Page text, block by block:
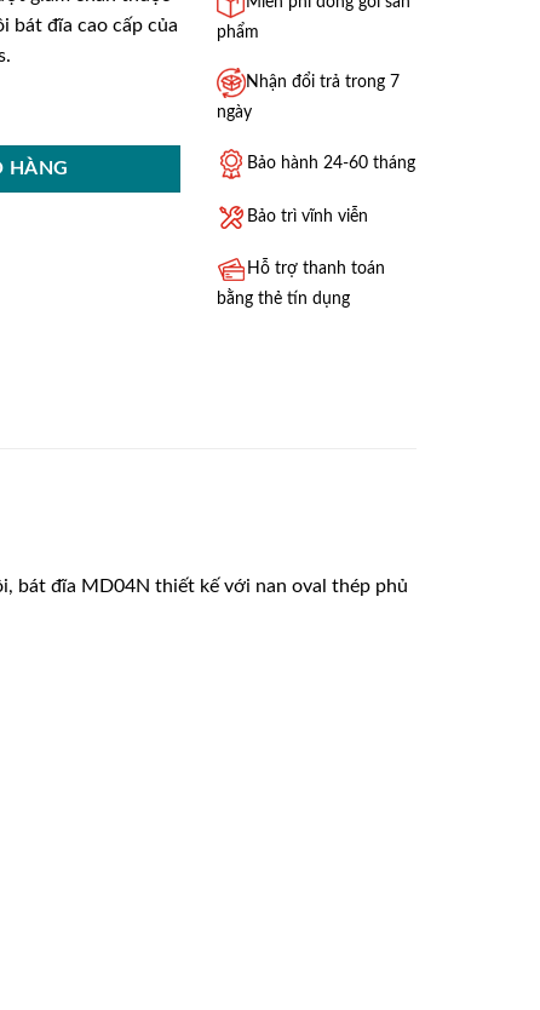
bát đĩa cao cấp của
70N số lượng
HÀNG
phẩm
Nhận đổi trả trong 7
ngày
Bảo hành 24-60 tháng
Bảo trì vĩnh viễn
Hỗ trợ thanh toán
bằng thẻ tín dụng
bát đĩa MD04N thiết kế với nan oval thép phủ